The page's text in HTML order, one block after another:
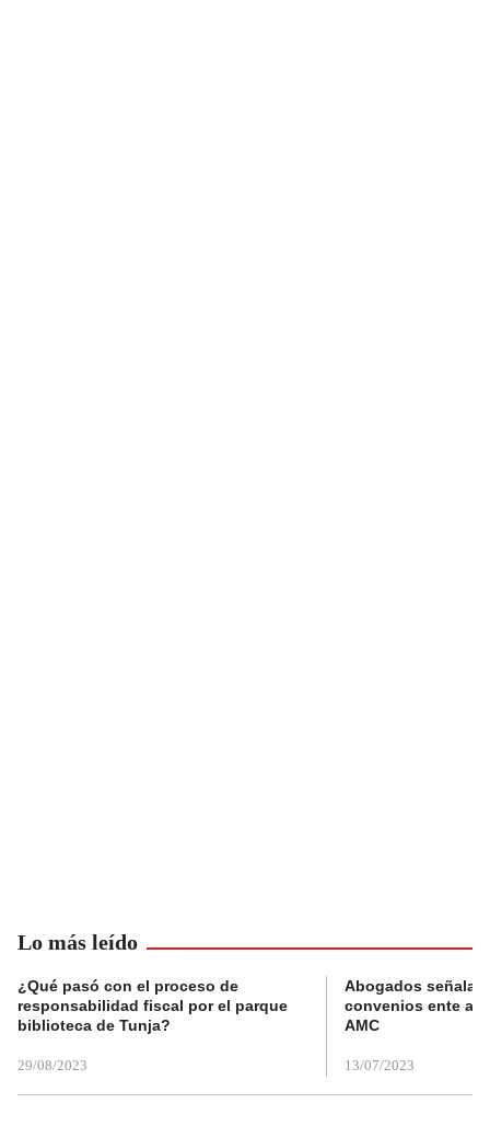
Lo más leído
¿Qué pasó con el proceso de
responsabilidad fiscal por el parque
biblioteca de Tunja?
29/08/2023
Abogados
convenios ente
AMC
13/07/2023